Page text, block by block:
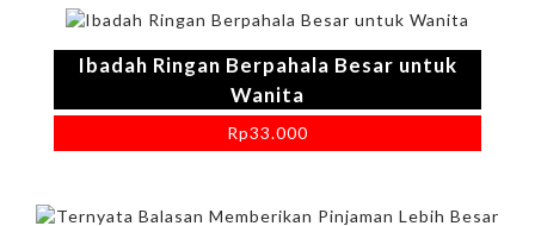
Ibadah Ringan Berpahala Besar untuk
Wanita
Rp33.000